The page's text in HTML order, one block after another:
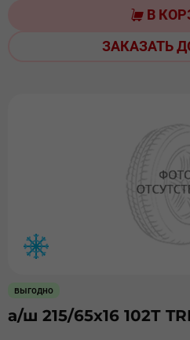
В
ЗАКАЗАТЬ
выгодно
а/ш 215/65х16 102Т